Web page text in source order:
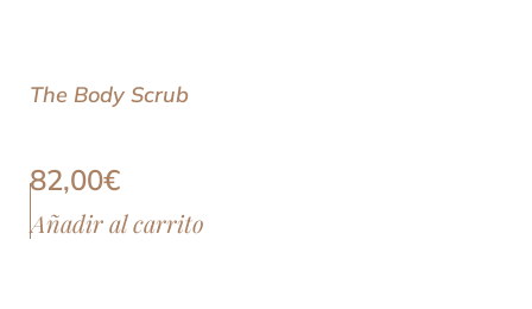
The Body Scrub
82,00€
Añadir al carrito